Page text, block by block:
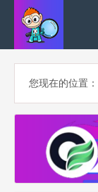
您现在的位置：